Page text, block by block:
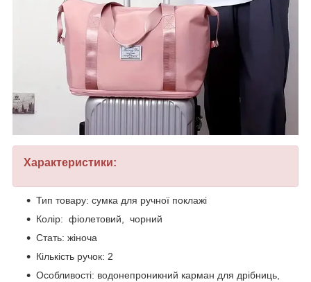
Характеристики:
Тип товару: сумка для ручної поклажі
Колір: фіолетовий, чорний
Стать: жіноча
Кількість ручок: 2
Особливості: водонепроникний карман для дрібниць,